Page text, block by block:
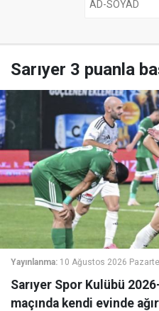
Sarıyer 3 puanla
Yayınlanma: 10 Ağustos 2026
Sarıyer Spor Kulübü
maçında kendi evinde